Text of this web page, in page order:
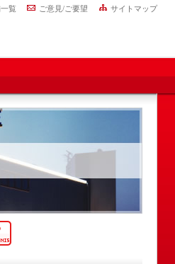
一覧 ご意見/ご要望 サイトマップ